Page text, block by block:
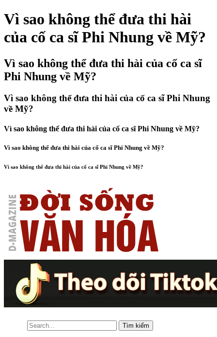
Vì sao không thể đưa thi hài
của cố ca sĩ Phi Nhung về Mỹ?
Vì sao không thể đưa thi hài của cố ca sĩ
Phi Nhung về Mỹ?
Vì sao không thể đưa thi hài của cố ca sĩ Phi Nhung
về Mỹ?
Vì sao không thể đưa thi hài của cố ca sĩ Phi Nhung về Mỹ?
Vì sao không thể đưa thi hài của cố ca sĩ Phi Nhung về Mỹ?
Vì sao không thể đưa thi hài của cố ca sĩ Phi Nhung về Mỹ?